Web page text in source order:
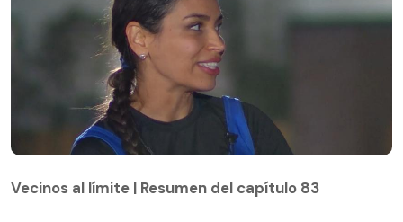
Vecinos al límite | Resumen del capítulo 83